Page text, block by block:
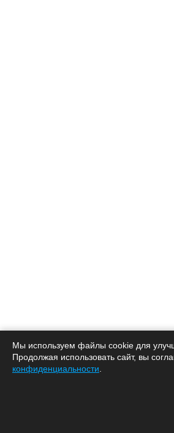
Мы используем файлы cookie для
Продолжая использовать сайт, вы
конфиденциальности